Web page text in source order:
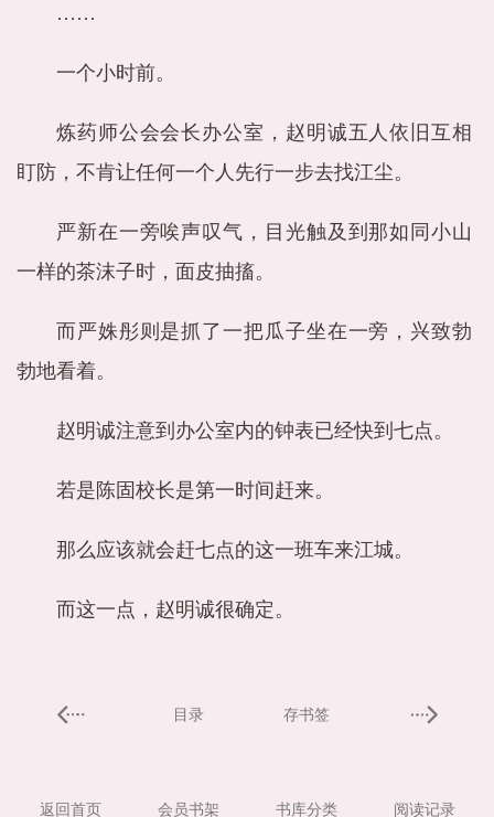
……
一个小时前。
炼药师公会会长办公室，赵明诚五人依旧互相
盯防，不肯让任何一个人先行一步去找江尘。
严新在一旁唉声叹气，目光触及到那如同小山
一样的茶沫子时，面皮抽搐。
而严姝彤则是抓了一把瓜子坐在一旁，兴致勃
勃地看着。
赵明诚注意到办公室内的钟表已经快到七点。
若是陈固校长是第一时间赶来。
那么应该就会赶七点的这一班车来江城。
而这一点，赵明诚很确定。
目录 存书签
返回首页 会员书架 书库分类 阅读记录